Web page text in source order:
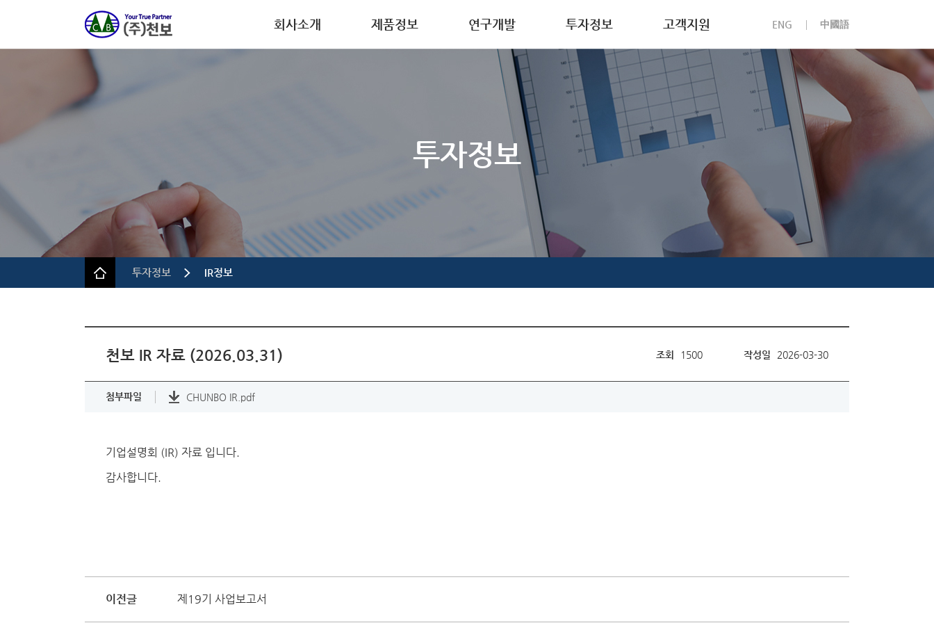
회사소개 제품정보
의약품 중간체
정밀 화학 소재
연구개발
연구개발
품질관리
투자정보
IR소식
고객지원
천보소식
채용안내
고객문의
부정제보
ENG 中國語
투자정보
투자정보 IR정보
천보 IR 자료 (2026.03.31) 조회 1500 작성일 2026-03-30
첨부파일 CHUNBO IR.pdf
기업설명회 (IR) 자료 입니다.
감사합니다.
이전글 제19기 사업보고서